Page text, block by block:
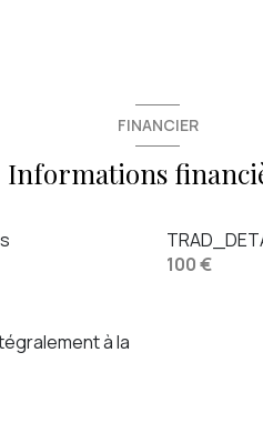
FINANCIER
Informations
à la
100 €